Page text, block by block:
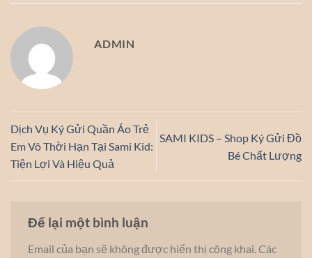
ADMIN
Dịch Vụ Ký Gửi Quần Áo Trẻ
Em Vô Thời Hạn Tại Sami Kid:
Tiện Lợi Và Hiệu Quả
SAMI KIDS – Shop Ký Gửi Đồ
Bé Chất Lượng
Để lại một bình luận
Email của bạn sẽ không được hiển thị công khai.Các